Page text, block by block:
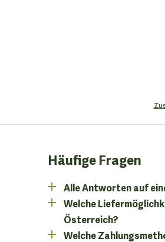
Häufige Fragen
Alle Antworten auf
Welche
Österreich?
Welche